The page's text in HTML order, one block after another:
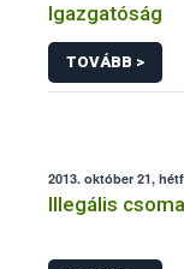
Igazgatóság
TOVÁBB >
2013. október 21,
Illegális